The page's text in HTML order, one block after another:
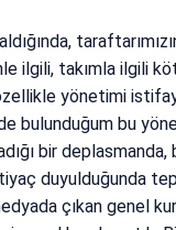
ilgili, takımla ilgili
yönetimi
bulunduğum bu
bir
duyulduğunda
çıkan genel